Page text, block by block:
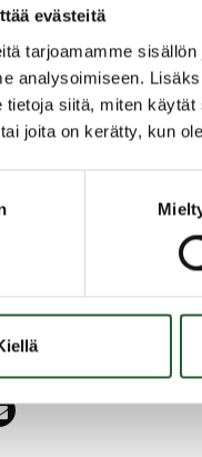
evästeitä
tarjoamamme
analysoimiseen.
tietoja siitä, miten
joita on kerätty, kun
vakituisille
yhteisen
hyödynnetään